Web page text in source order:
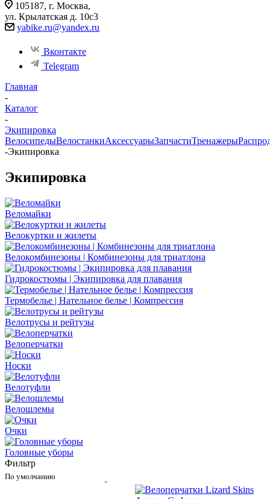
105187, г. Москва,
ул. Крылатская д. 10с3
yabike.ru@yandex.ru
Вконтакте
Telegram
Главная
-
Каталог
-
Экипировка
ВелосипедыВелостанкиАксессуарыЗапчастиТренажеры
-Экипировка
Экипировка
Веломайки
Велокуртки и жилеты
Велокомбинезоны | Комбинезоны для триатлона
Гидрокостюмы | Экипировка для плавания
Термобелье | Нательное белье | Компрессия
Велотрусы и рейтузы
Велоперчатки
Носки
Велотуфли
Велошлемы
Очки
Головные уборы
Фильтр
По умолчанию